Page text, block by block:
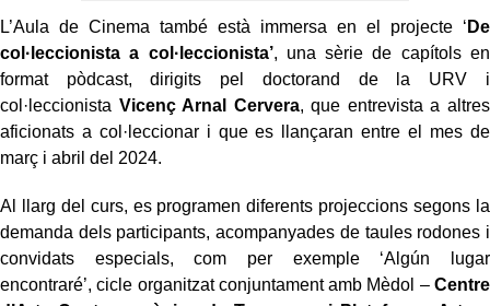
L’Aula de Cinema també està immersa en el projecte ‘ De
col·leccionista a col·leccionista’, una sèrie de capítols en
format pòdcast, dirigits pel doctorand de la URV i
col·leccionista Vicenç Arnal Cervera, que entrevista a altres
aficionats a col·leccionar i que es llançaran entre el mes de
març i abril del 2024.
Al llarg del curs, es programen diferents projeccions segons la
demanda dels participants, acompanyades de taules rodones i
convidats especials, com per exemple ‘Algún lugar
encontraré’, cicle organitzat conjuntament amb Mèdol – Centre